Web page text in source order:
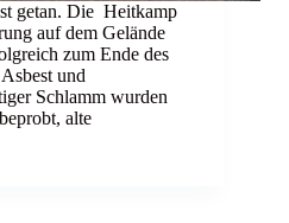
getan. Die Heitkamp
auf dem Gelände
zum Ende des
und
Schlamm wurden
alte